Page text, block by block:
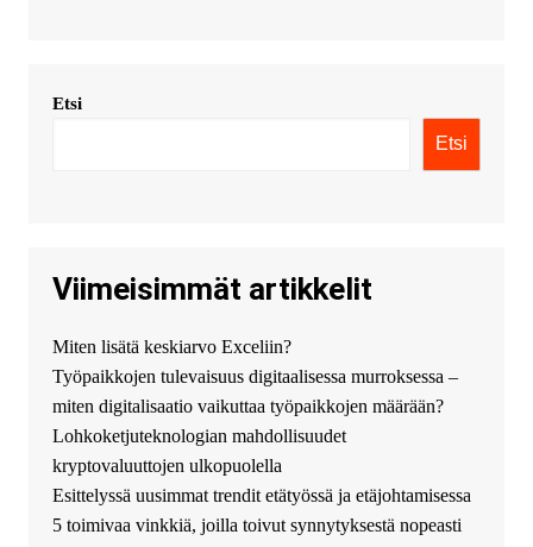
KimonicRisse :
купить хавал джулиан -
http://jolion-ufa1.ru/
Появился вопрос про срочно
взять деньги? Предлагаем
безопасный источник
финансовой помощи. Вы
можете получить
финансирование в долг без
избыточных вопросов и
документов? Тогда обратитесь
Etsi
Etsi
Viimeisimmät artikkelit
Miten lisätä keskiarvo Exceliin?
Työpaikkojen tulevaisuus digitaalisessa murroksessa –
miten digitalisaatio vaikuttaa työpaikkojen määrään?
Lohkoketjuteknologian mahdollisuudet
kryptovaluuttojen ulkopuolella
Esittelyssä uusimmat trendit etätyössä ja etäjohtamisessa
5 toimivaa vinkkiä, joilla toivut synnytyksestä nopeasti